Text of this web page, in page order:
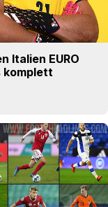
Italien EURO
komplett